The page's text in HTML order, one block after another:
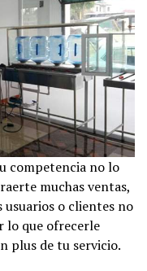
competencia no lo
muchas ventas,
usuarios o clientes no
lo que ofrecerle
plus de tu servicio.